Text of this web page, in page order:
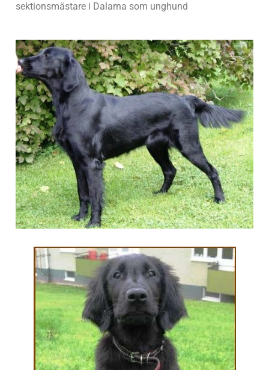
sektionsmästare i Dalarna som unghund